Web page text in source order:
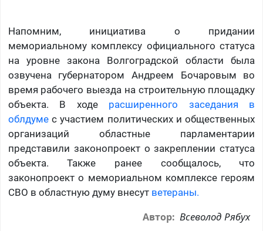
Напомним, инициатива о придании
мемориальному комплексу официального статуса
на уровне закона Волгоградской области была
озвучена губернатором Андреем Бочаровым во
время рабочего выезда на строительную площадку
объекта. В ходе расширенного заседания в
облдумес участием политических и общественных
организаций областные парламентарии
представили законопроект о закреплении статуса
объекта. Также ранее сообщалось, что
законопроект о мемориальном комплексе героям
СВО в областную думу внесут ветераны.
Автор: Всеволод Рябух